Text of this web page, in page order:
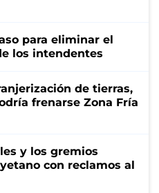
para eliminar el
los intendentes
de tierras,
frenarse Zona Fría
y los gremios
con reclamos al